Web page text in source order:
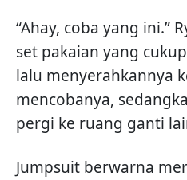
“Ahay, coba yang ini.”
set pakaian yang
lalu menyerahkannya
mencobanya,
pergi ke ruang ganti
Jumpsuit berwarna